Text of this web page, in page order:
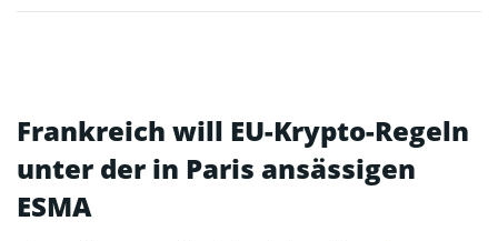
Frankreich will EU-Krypto-Regeln
unter der in Paris ansässigen
ESMA